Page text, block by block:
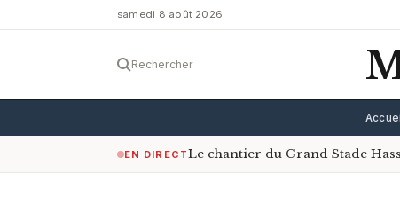
samedi 8 août 2026
Rechercher
Accueil
EN DIRECTLe chantier du Grand Stade